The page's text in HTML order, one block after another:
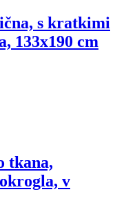
s kratkimi
133x190 cm
tkana,
v